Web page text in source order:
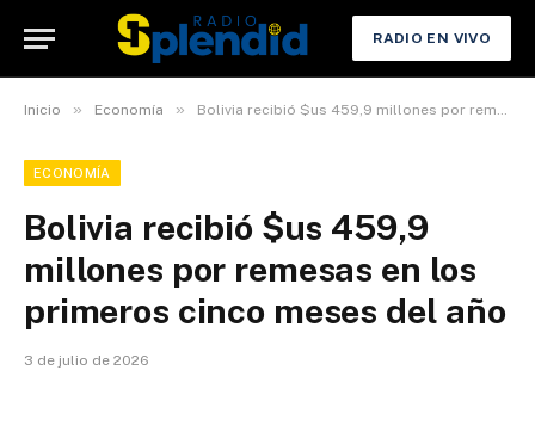
RADIO EN VIVO
Inicio » Economía » Bolivia recibió $us 459,9 millones por remesas en los primeros cinco meses del año
ECONOMÍA
Bolivia recibió $us 459,9
millones por remesas en los
primeros cinco meses del año
3 de julio de 2026